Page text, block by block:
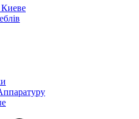
Киеве